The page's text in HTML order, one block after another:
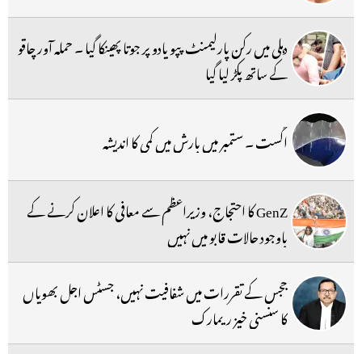
دہلی میں رکن پارلیمنٹ پپو یادو پر جوتا پھینکا گیا ۔ حملہ آور چاقو
کے ساتھ پکڑ لیا گیا
اگست ۔ ستمبر میں بارش میں کمی کا اندیشہ
GenZ کا احتجاج، وزیراعظم سے معافی کا اعلان کرنے کے
باوجود حالات قابو میں نہیں
ججس کے تقررات میں شفافیت نہیں، جسٹس اجل بھویاں
کا سنسنی خیز ریمارک